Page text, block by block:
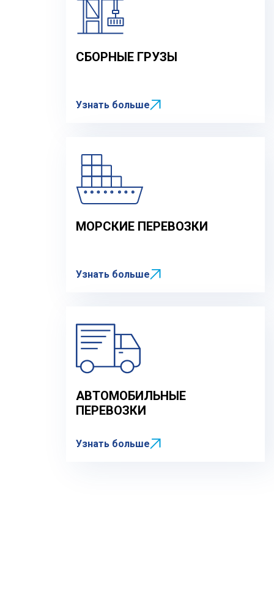
СБОРНЫЕ ГРУЗЫ
Узнать больше
МОРСКИЕ ПЕРЕВОЗКИ
Узнать больше
АВТОМОБИЛЬНЫЕ
ПЕРЕВОЗКИ
Узнать больше